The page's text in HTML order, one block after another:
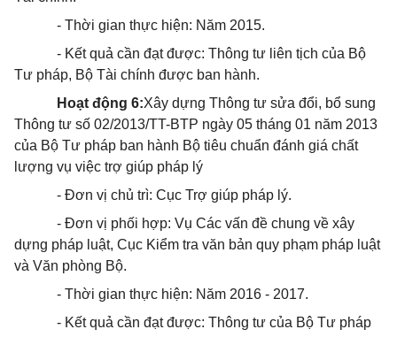
- Thời gian thực hiện: Năm 2015.
- Kết quả cần đạt được: Thông tư liên tịch của Bộ
Tư pháp, Bộ Tài chính được ban hành.
Hoạt động 6:Xây dựng Thông tư sửa đổi, bổ sung
Thông tư số 02/2013/TT-BTP ngày 05 tháng 01 năm 2013
của Bộ Tư pháp ban hành Bộ tiêu chuẩn đánh giá chất
lượng vụ việc trợ giúp pháp lý
- Đơn vị chủ trì: Cục Trợ giúp pháp lý.
- Đơn vị phối hợp: Vụ Các vấn đề chung về xây
dựng pháp luật, Cục Kiểm tra văn bản quy phạm pháp luật
và Văn phòng Bộ.
- Thời gian thực hiện: Năm 2016 - 2017.
- Kết quả cần đạt được: Thông tư của Bộ Tư pháp